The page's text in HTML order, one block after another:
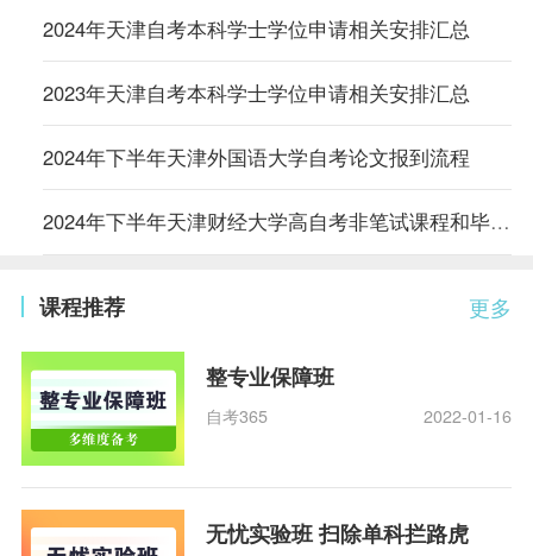
2024年天津自考本科学士学位申请相关安排汇总
2023年天津自考本科学士学位申请相关安排汇总
2024年下半年天津外国语大学自考论文报到流程
2024年下半年天津财经大学高自考非笔试课程和毕业环节报考通知
更多
课程推荐
整专业保障班
自考365 2022-01-16
无忧实验班 扫除单科拦路虎